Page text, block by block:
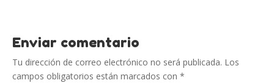
Enviar comentario
Tu dirección de correo electrónico no será publicada. Los
campos obligatorios están marcados con *